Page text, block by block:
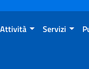
Attività Servizi